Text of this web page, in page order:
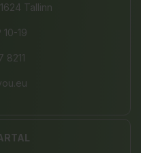
Tallinn
10-19
8211